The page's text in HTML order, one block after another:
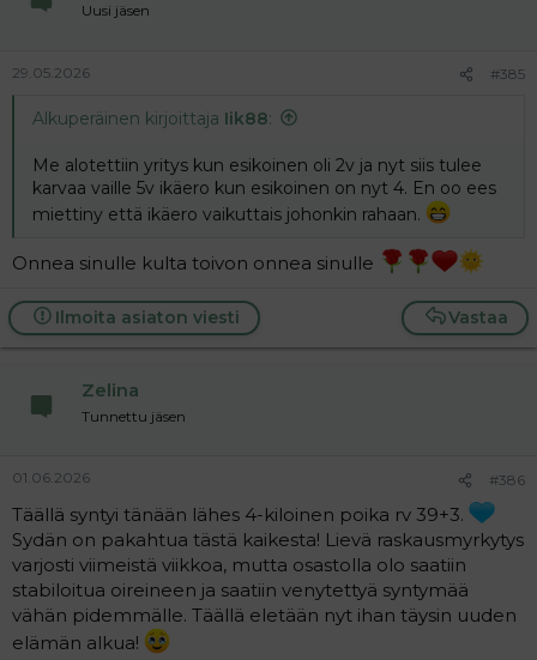
Uusi jäsen
29.05.2026 #385
Alkuperäinen kirjoittaja Iik88:
Me alotettiin yritys kun esikoinen oli 2v ja nyt siis tulee
karvaa vaille 5v ikäero kun esikoinen on nyt 4. En oo ees
miettiny että ikäero vaikuttais johonkin rahaan.
Onnea sinulle kulta toivon onnea sinulle
Vastaa
Ilmoita asiaton viesti
Zelina
Tunnettu jäsen
01.06.2026 #386
Täällä syntyi tänään lähes 4-kiloinen poika rv 39+3.
Sydän on pakahtua tästä kaikesta! Lievä raskausmyrkytys
varjosti viimeistä viikkoa, mutta osastolla olo saatiin
stabiloitua oireineen ja saatiin venytettyä syntymää
vähän pidemmälle. Täällä eletään nyt ihan täysin uuden
elämän alkua!